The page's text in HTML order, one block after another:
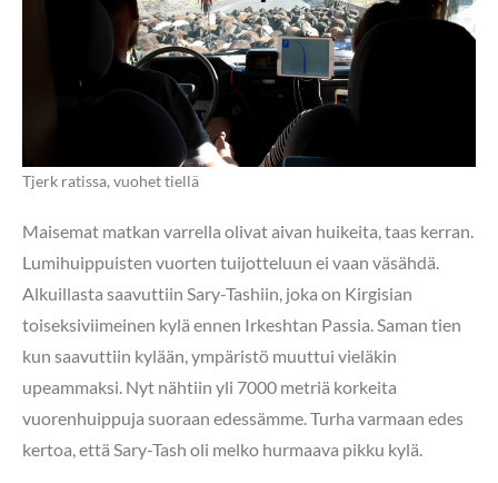
Tjerk ratissa, vuohet tiellä
Maisemat matkan varrella olivat aivan huikeita, taas kerran.
Lumihuippuisten vuorten tuijotteluun ei vaan väsähdä.
Alkuillasta saavuttiin Sary-Tashiin, joka on Kirgisian
toiseksiviimeinen kylä ennen Irkeshtan Passia. Saman tien
kun saavuttiin kylään, ympäristö muuttui vieläkin
upeammaksi. Nyt nähtiin yli 7000 metriä korkeita
vuorenhuippuja suoraan edessämme. Turha varmaan edes
kertoa, että Sary-Tash oli melko hurmaava pikku kylä.